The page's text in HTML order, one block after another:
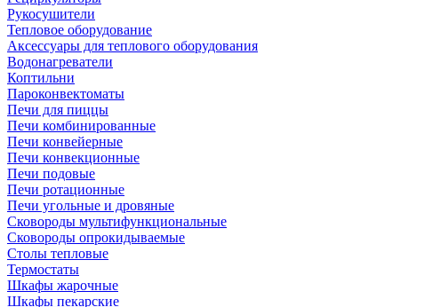
Рукосушители
Тепловое оборудование
Аксессуары для теплового оборудования
Водонагреватели
Коптильни
Пароконвектоматы
Печи для пиццы
Печи комбинированные
Печи конвейерные
Печи конвекционные
Печи подовые
Печи ротационные
Печи угольные и дровяные
Сковороды мультифункциональные
Сковороды опрокидываемые
Столы тепловые
Термостаты
Шкафы жарочные
Шкафы пекарские